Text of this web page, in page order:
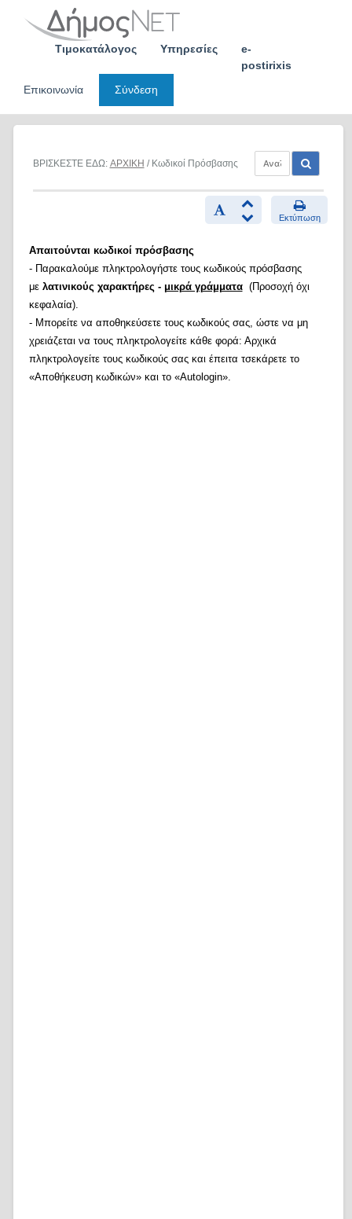
Τιμοκατάλογος Υπηρεσίες
e-
postirixis
Επικοινωνία
Σύνδεση
ΒΡΙΣΚΕΣΤΕ ΕΔΩ: ΑΡΧΙΚΗ / Κωδικοί Πρόσβασης
Εκτύπωση
Απαιτούνται κωδικοί πρόσβασης
- Παρακαλούμε πληκτρολογήστε τους κωδικούς πρόσβασης
με λατινικούς χαρακτήρες - μικρά γράμματα(Προσοχή όχι
κεφαλαία).
- Μπορείτε να αποθηκεύσετε τους κωδικούς σας, ώστε να μη
χρειάζεται να τους πληκτρολογείτε κάθε φορά: Αρχικά
πληκτρολογείτε τους κωδικούς σας και έπειτα τσεκάρετε το
«Αποθήκευση κωδικών» και το «Autologin».